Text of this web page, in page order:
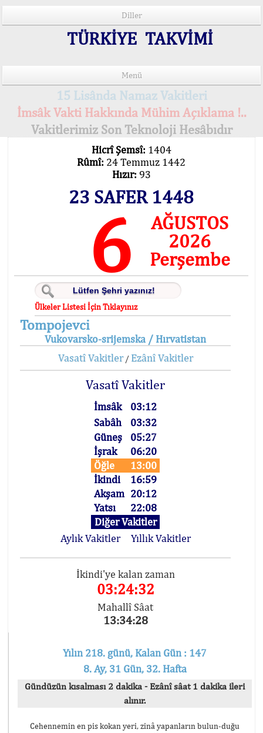
Diller
TÜRKİYE TAKVİMİ
Menü
15 Lisânda Namaz Vakitleri
İmsâk Vakti Hakkında Mühim Açıklama !..
Vakitlerimiz Son Teknoloji Hesâbıdır
Hicrî Şemsî: 1404
Rûmî: 24 Temmuz 1442
Hızır: 93
23 SAFER 1448
6
AĞUSTOS
2026
Perşembe
Ülkeler Listesi İçin Tıklayınız
Tompojevci
Vukovarsko-srijemska / Hırvatistan
Vasatî Vakitler/ Ezânî Vakitler
Vasatî Vakitler
İmsâk
03:12
Sabâh
03:32
Güneş
05:27
İşrak
06:20
Öğle
13:00
İkindi
16:59
Akşam 20:12
Yatsı
22:08
Diğer Vakitler
Aylık Vakitler
Yıllık Vakitler
İkindi'ye kalan zaman
03:24:32
Mahallî Sâat
13:34:28
Yılın 218. günü, Kalan Gün : 147
8. Ay, 31 Gün, 32. Hafta
Gündüzün kısalması 2 dakika - Ezânî sâat 1 dakika ileri
alınır.
Cehennemin en pis kokan yeri, zinâ yapanların bulun-duğu